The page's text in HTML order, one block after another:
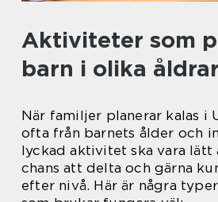
Aktiviteter som
barn i olika åldrar
När familjer planerar kalas i
ofta från barnets ålder och
lyckad aktivitet ska vara lätt
chans att delta och gärna
efter nivå. Här är några